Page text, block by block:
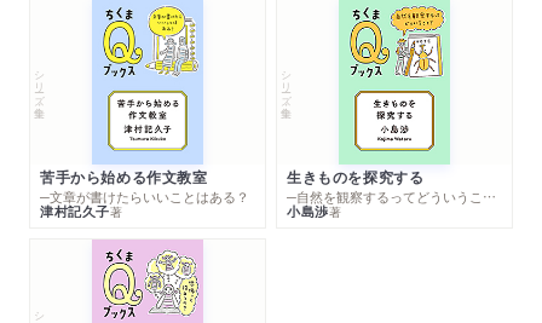
シリーズ・全集
苦手から始める作文教室
─文章が書けたらいいことはある？
津村記久子著
シリーズ・全集
生きものを探究する
─自然を観察するってどういうこと？
小島渉著